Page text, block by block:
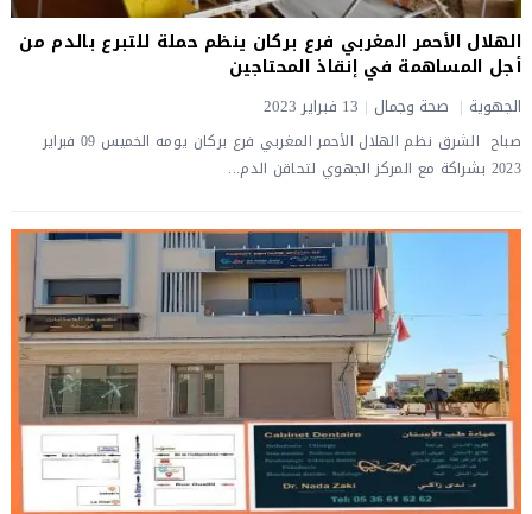
الهلال الأحمر المغربي فرع بركان ينظم حملة للتبرع بالدم من
أجل المساهمة في إنقاذ المحتاجين
الجهوية صحة وجمال 13 فبراير 2023
صباح الشرق نظم الهلال الأحمر المغربي فرع بركان يومه الخميس 09 فبراير
2023 بشراكة مع المركز الجهوي لتحاقن الدم...